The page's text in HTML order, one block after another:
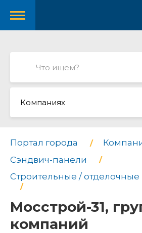
Компаниях
Портал города
Сэндвич-панели
Строительные /
Мосстрой-31,
компаний